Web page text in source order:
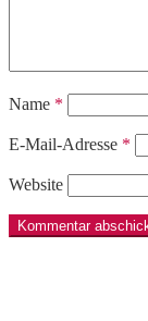
Name *
E-Mail-Adresse *
Website